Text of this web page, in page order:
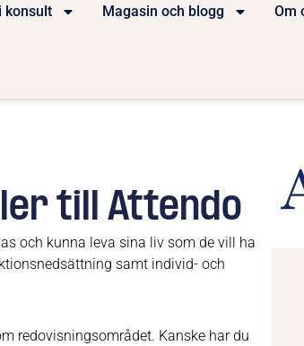
konsult Magasin och blogg Om
till Attendo
och kunna leva sina liv som de vill ha
samt individ- och
redovisningsområdet. Kanske har du